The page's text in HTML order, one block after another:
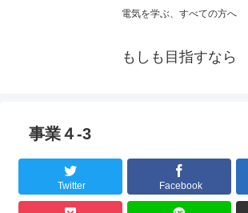
電気を学ぶ、すべての方へ
もしも目指すなら
事業４-3
Twitter Facebook